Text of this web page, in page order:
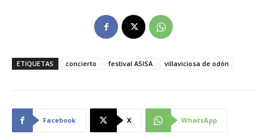
ETIQUETAS concierto festival ASISA villaviciosa de odón
Facebook X WhatsApp